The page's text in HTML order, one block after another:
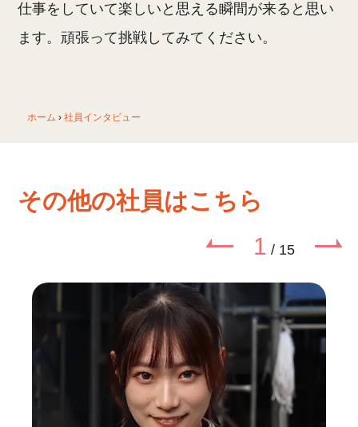
仕事をしていて楽しいと思える瞬間が来ると思い
ます。頑張って挑戦してみてください。
ホーム › 社員インタビュー
その他の社員はこちら
1 / 15